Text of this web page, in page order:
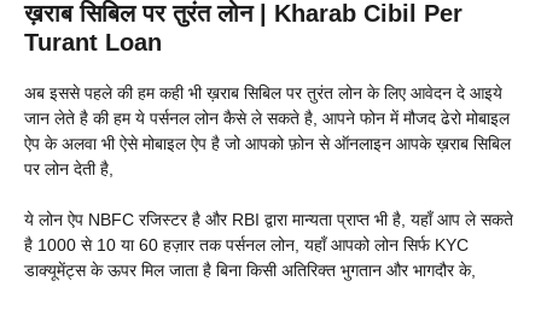
ख़राब सिबिल पर तुरंत लोन | Kharab Cibil Per
Turant Loan
अब इससे पहले की हम कही भी ख़राब सिबिल पर तुरंत लोन के लिए आवेदन दे आइये
जान लेते है की हम ये पर्सनल लोन कैसे ले सकते है, आपने फोन में मौजद ढेरो मोबाइल
ऐप के अलवा भी ऐसे मोबाइल ऐप है जो आपको फ़ोन से ऑनलाइन आपके ख़राब सिबिल
पर लोन देती है,
ये लोन ऐप NBFC रजिस्टर है और RBI द्वारा मान्यता प्राप्त भी है, यहाँ आप ले सकते
है 1000 से 10 या 60 हज़ार तक पर्सनल लोन, यहाँ आपको लोन सिर्फ KYC
डाक्यूमेंट्स के ऊपर मिल जाता है बिना किसी अतिरिक्त भुगतान और भागदौर के,